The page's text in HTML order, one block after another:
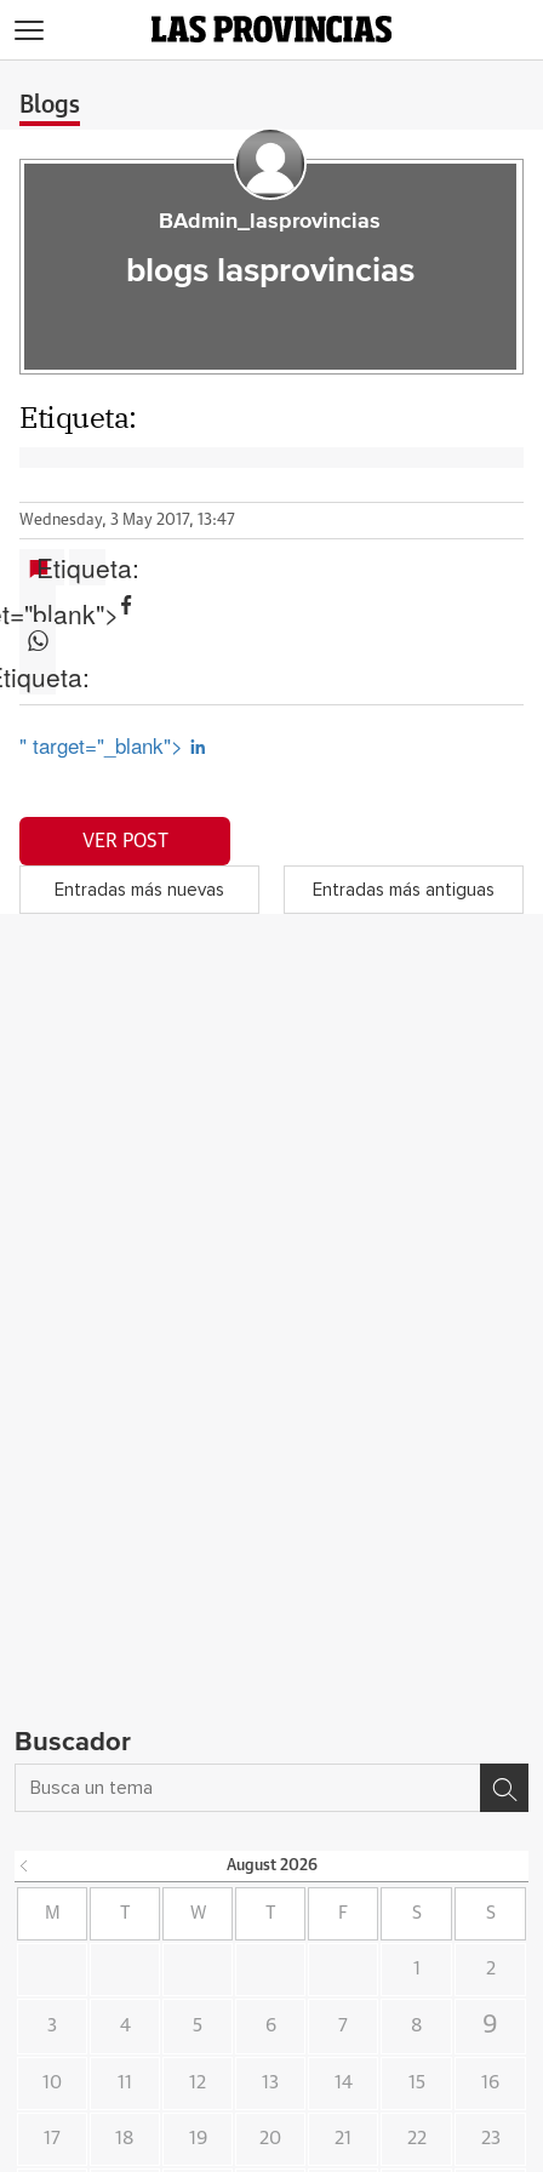
Blogs
BAdmin_lasprovincias
blogs lasprovincias
Etiqueta:
Wednesday, 3 May 2017, 13:47
Etiqueta:
" target="_blank">
VER POST
Entradas más nuevas Entradas más antiguas
Buscador
August 2026
M W F S S
1 2
3 4 5 6 7 8 9
10 11 12 13 14 15 16
17 18 19 20 21 22 23